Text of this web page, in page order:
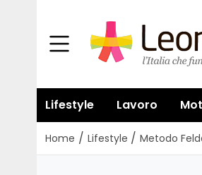
Lifestyle Lavoro
Home / Lifestyle / Metodo